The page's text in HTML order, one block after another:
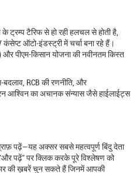
ट्रम्प टैरिफ से हो रही हलचल से होती है,
ऑटो‑इंडस्ट्री में चर्चा बना रहे हैं।
और पीएम-किसान योजना की नवीनतम किस्त
RCB की रणनीति, और
आश्विन का अचानक संन्यास जैसे हाईलाईट्स
पढ़ें—यह अक्सर सबसे महत्वपूर्ण बिंदु देता
पढ़ें" पर क्लिक करके पूरे विश्लेषण को
की ख़बरें चुन सकते हैं जिनमें आपकी